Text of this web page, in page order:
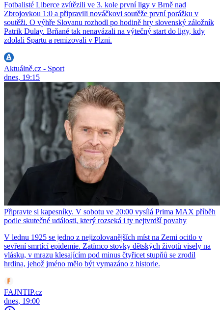
Fotbalisté Liberce zvítězili ve 3. kole první ligy v Brně nad
Zbrojovkou 1:0 a připravili nováčkovi soutěže první porážku v
soutěži. O výhře Slovanu rozhodl po hodině hry slovenský záložník
Patrik Dulay. Brňané tak nenavázali na výtečný start do ligy, kdy
zdolali Spartu a remizovali v Plzni.
Aktuálně.cz - Sport
dnes, 19:15
Připravte si kapesníky. V sobotu ve 20:00 vysílá Prima MAX příběh
podle skutečné události, který rozseká i ty nejtvrdší povahy
V lednu 1925 se jedno z nejizolovanějších míst na Zemi ocitlo v
sevření smrtící epidemie. Zatímco stovky dětských životů visely na
vlásku, v mrazu klesajícím pod minus čtyřicet stupňů se zrodil
hrdina, jehož jméno mělo být vymazáno z historie.
FAJNTIP.cz
dnes, 19:00